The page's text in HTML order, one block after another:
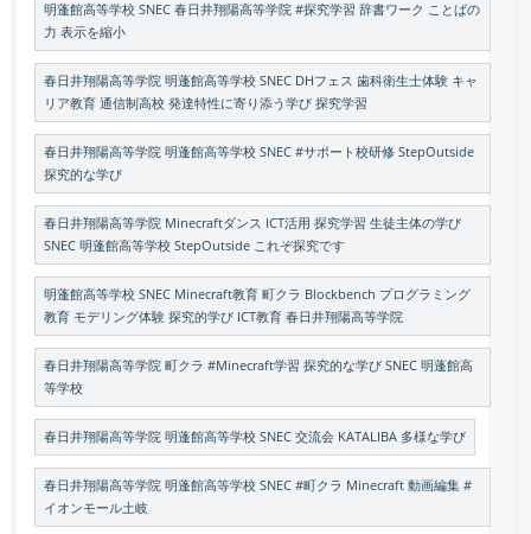
明蓬館高等学校 SNEC 春日井翔陽高等学院 #探究学習 辞書ワーク ことばの
力 表示を縮小
春日井翔陽高等学院 明蓬館高等学校 SNEC DHフェス 歯科衛生士体験 キャ
リア教育 通信制高校 発達特性に寄り添う学び 探究学習
春日井翔陽高等学院 明蓬館高等学校 SNEC #サポート校研修 StepOutside
探究的な学び
春日井翔陽高等学院 Minecraftダンス ICT活用 探究学習 生徒主体の学び
SNEC 明蓬館高等学校 StepOutside これぞ探究です
明蓬館高等学校 SNEC Minecraft教育 町クラ Blockbench プログラミング
教育 モデリング体験 探究的学び ICT教育 春日井翔陽高等学院
春日井翔陽高等学院 町クラ #Minecraft学習 探究的な学び SNEC 明蓬館高
等学校
春日井翔陽高等学院 明蓬館高等学校 SNEC 交流会 KATALIBA 多様な学び
春日井翔陽高等学院 明蓬館高等学校 SNEC #町クラ Minecraft 動画編集 #
イオンモール土岐